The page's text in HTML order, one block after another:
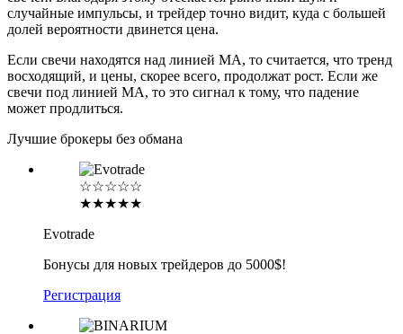
случайные импульсы, и трейдер точно видит, куда с большей
долей вероятности двинется цена.
Если свечи находятся над линией МА, то считается, что тренд
восходящий, и цены, скорее всего, продолжат рост. Если же
свечи под линией МА, то это сигнал к тому, что падение
может продлиться.
Лучшие брокеры без обмана
☆☆☆☆☆
★★★★★
Evotrade
Бонусы для новых трейдеров до 5000$!
Регистрация